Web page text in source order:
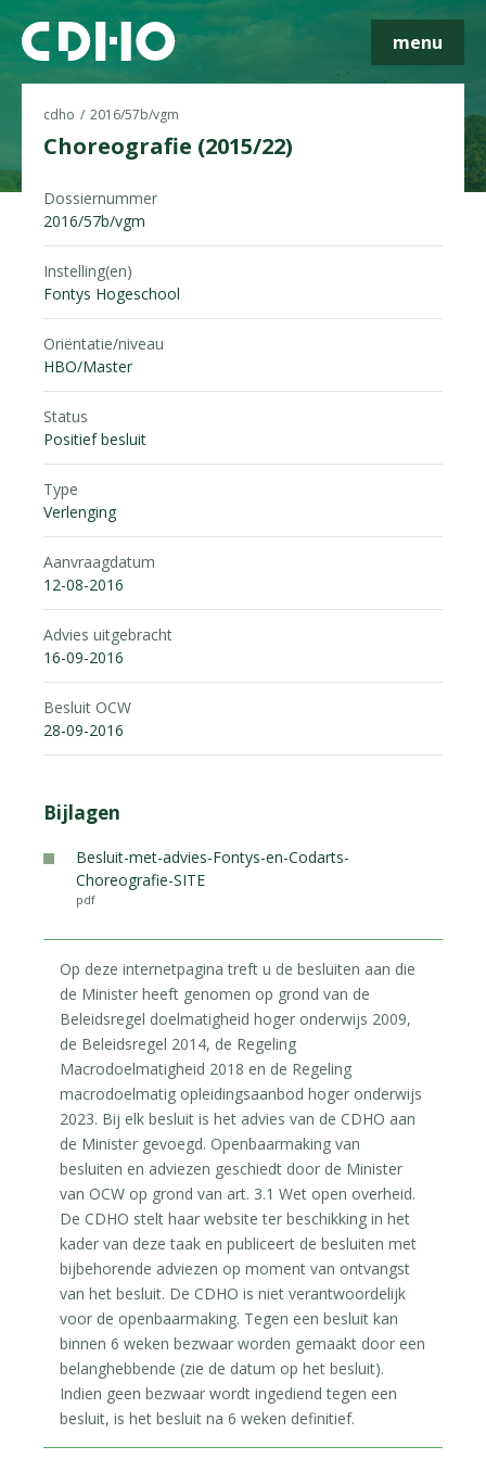
menu
cdho 2016/57b/vgm
Choreografie (2015/22)
Dossiernummer
2016/57b/vgm
Instelling(en)
Fontys Hogeschool
Oriëntatie/niveau
HBO/Master
Status
Positief besluit
Type
Verlenging
Aanvraagdatum
12-08-2016
Advies uitgebracht
16-09-2016
Besluit OCW
28-09-2016
Bijlagen
Besluit-met-advies-Fontys-en-Codarts-
Choreografie-SITE
pdf
Op deze internetpagina treft u de besluiten aan die
de Minister heeft genomen op grond van de
Beleidsregel doelmatigheid hoger onderwijs 2009,
de Beleidsregel 2014, de Regeling
Macrodoelmatigheid 2018 en de Regeling
macrodoelmatig opleidingsaanbod hoger onderwijs
2023. Bij elk besluit is het advies van de CDHO aan
de Minister gevoegd. Openbaarmaking van
besluiten en adviezen geschiedt door de Minister
van OCW op grond van art. 3.1 Wet open overheid.
De CDHO stelt haar website ter beschikking in het
kader van deze taak en publiceert de besluiten met
bijbehorende adviezen op moment van ontvangst
van het besluit. De CDHO is niet verantwoordelijk
voor de openbaarmaking. Tegen een besluit kan
binnen 6 weken bezwaar worden gemaakt door een
belanghebbende (zie de datum op het besluit).
Indien geen bezwaar wordt ingediend tegen een
besluit, is het besluit na 6 weken definitief.